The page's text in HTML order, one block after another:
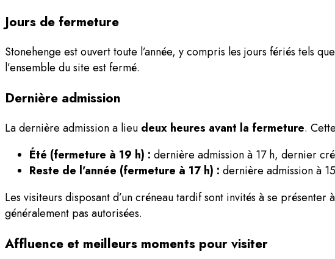
Jours de fermeture
Stonehenge est ouvert toute l’année, y compris les jours fériés tels
l’ensemble du site est fermé.
Dernière admission
La dernière admission a lieu deux heures avant la fermeture.
Été (fermeture à 19 h) : dernière admission à 17 h, dernier
Reste de l’année (fermeture à 17 h) : dernière admission à
Les visiteurs disposant d’un créneau tardif sont invités à se
généralement pas autorisées.
Affluence et meilleurs moments pour visiter